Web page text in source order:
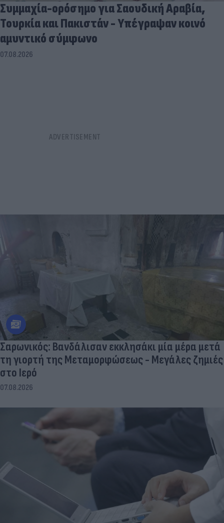
Συμμαχία-ορόσημο για Σαουδική Αραβία,
Τουρκία και Πακιστάν - Υπέγραψαν κοινό
αμυντικό σύμφωνο
07.08.2026
Σαρωνικός: Βανδάλισαν εκκλησάκι μία μέρα μετά
τη γιορτή της Μεταμορφώσεως - Μεγάλες ζημιές
στο Ιερό
07.08.2026